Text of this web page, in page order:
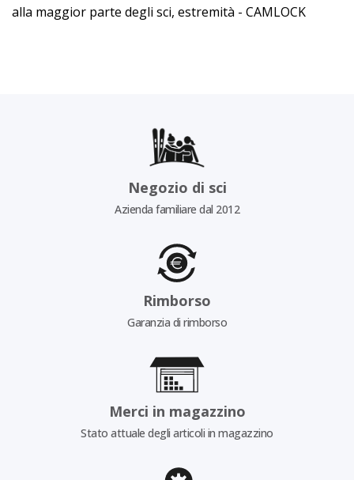
alla maggior parte degli sci, estremità - CAMLOCK
Negozio di sci
Azienda familiare dal 2012
Rimborso
Garanzia di rimborso
Merci in magazzino
Stato attuale degli articoli in magazzino